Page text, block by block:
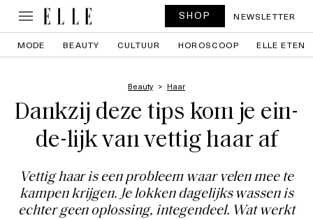
SHOP NEWSLETTER
MODE BEAUTY CULTUUR HOROSCOOP ELLE ETEN
Beauty Haar
Dankzij deze tips kom je ein-
de-lijk van vettig haar af
Vettig haar is een probleem waar velen mee te
kampen krijgen. Je lokken dagelijks wassen is
echter geen oplossing, integendeel. Wat werkt